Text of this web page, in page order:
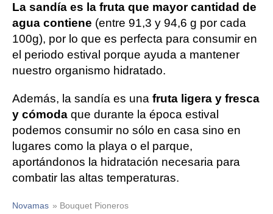
La sandía es la fruta que mayor cantidad de
agua contiene (entre 91,3 y 94,6 g por cada
100g), por lo que es perfecta para consumir en
el periodo estival porque ayuda a mantener
nuestro organismo hidratado.
Además, la sandía es una fruta ligera y fresca
y cómoda que durante la época estival
podemos consumir no sólo en casa sino en
lugares como la playa o el parque,
aportándonos la hidratación necesaria para
combatir las altas temperaturas.
Novamas » Bouquet Pioneros